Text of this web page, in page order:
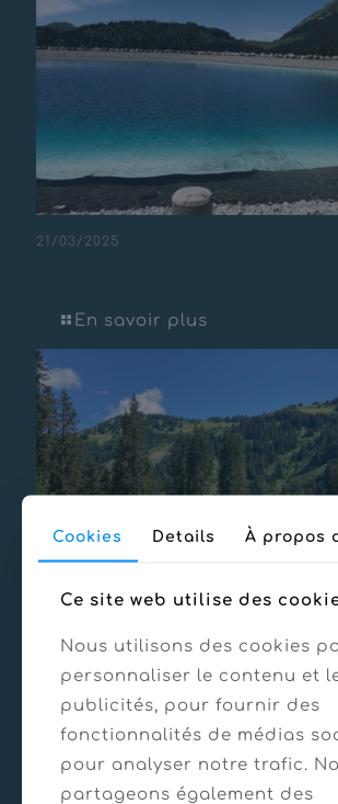
21/03/2025
En savoir plus
21/03/2025
Retenue des Prolays – Avoriaz
En savoir plus
Cookies Details À propos
Ce site web utilise des
Nous utilisons des cookies
personnaliser le contenu et
publicités, pour fournir des
fonctionnalités de médias
pour analyser notre trafic.
partageons également des